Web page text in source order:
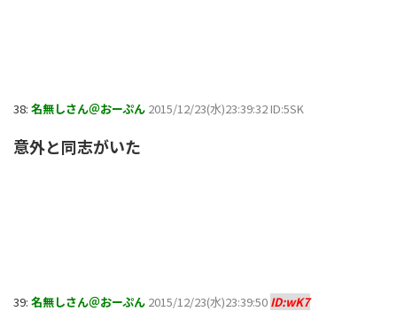
38: 名無しさん＠おーぷん 2015/12/23(水)23:39:32 ID:5SK
意外と同志がいた
39: 名無しさん＠おーぷん 2015/12/23(水)23:39:50 ID:wK7